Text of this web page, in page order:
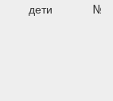
дети